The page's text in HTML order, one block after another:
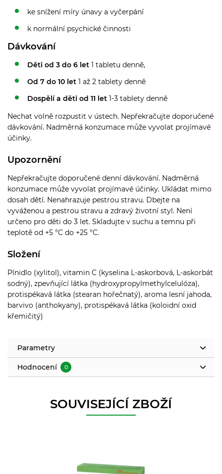
ke snížení míry únavy a vyčerpání
k normální psychické činnosti
Dávkování
Děti od 3 do 6 let 1 tabletu denně,
Od 7 do 10 let 1 až 2 tablety denně
Dospělí a děti od 11 let 1-3 tablety denně
Nechat volně rozpustit v ústech. Nepřekračujte doporučené
dávkování. Nadměrná konzumace může vyvolat projímavé
účinky.
Upozornění
Nepřekračujte doporučené denní dávkování. Nadměrná
konzumace může vyvolat projímavé účinky. Ukládat mimo
dosah dětí. Nenahrazuje pestrou stravu. Dbejte na
vyváženou a pestrou stravu a zdravý životní styl. Není
určeno pro děti do 3 let. Skladujte v suchu a temnu při
teplotě od +5 °C do +25 °C.
Složení
Plnidlo (xylitol), vitamin C (kyselina L-askorbová, L-askorbát
sodný), zpevňující látka (hydroxypropylmethylcelulóza),
protispékavá látka (stearan hořečnatý), aroma lesní jahoda,
barvivo (anthokyany), protispékavá látka (koloidní oxid
křemičitý)
Parametry
Hodnocení 0
SOUVISEJÍCÍ ZBOŽÍ